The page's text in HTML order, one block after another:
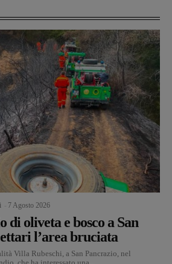
7 Agosto 2026
di oliveta e bosco a San
l’area bruciata
Villa Rubeschi, a San Pancrazio, nel